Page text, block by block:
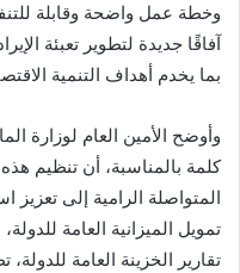
وخطة عمل واضحة وقابلة
آفاقًا جديدة لتطوير تعبئة
بما يخدم أهداف التنمية
وأوضح الأمين العام لوزارة
كلمة بالمناسبة، أن تنظيم
المتواصلة الرامية إلى تعزيز
تمويل الميزانية العامة
تقارير الخزينة العامة